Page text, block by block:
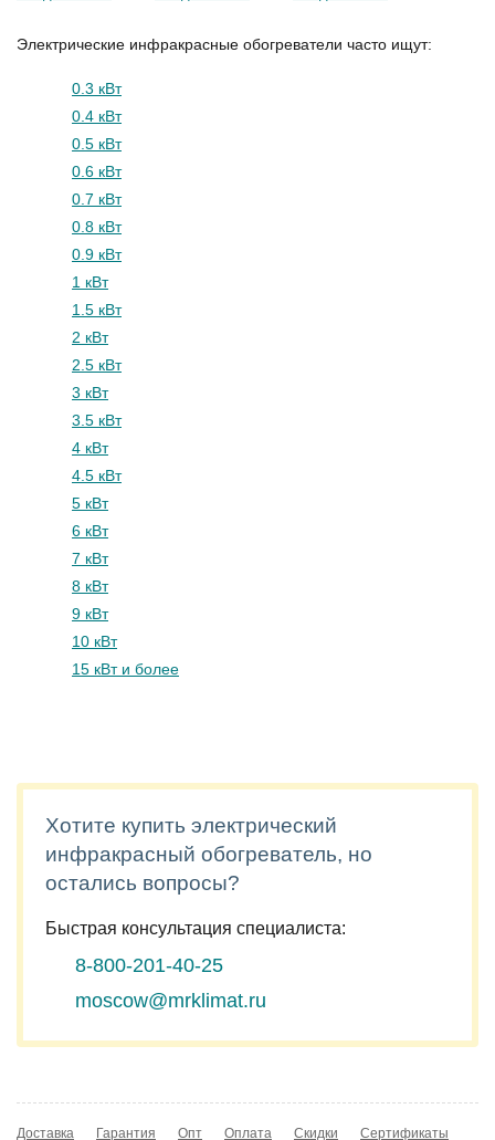
Электрические инфракрасные обогреватели часто ищут:
0.3 кВт
0.4 кВт
0.5 кВт
0.6 кВт
0.7 кВт
0.8 кВт
0.9 кВт
1 кВт
1.5 кВт
2 кВт
2.5 кВт
3 кВт
3.5 кВт
4 кВт
4.5 кВт
5 кВт
6 кВт
7 кВт
8 кВт
9 кВт
10 кВт
15 кВт и более
Хотите купить электрический
инфракрасный обогреватель, но
остались вопросы?
Быстрая консультация специалиста:
8-800-201-40-25
moscow@mrklimat.ru
Доставка Гарантия Опт Оплата Скидки Сертификаты